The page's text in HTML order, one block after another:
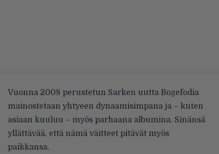
Vuonna 2008 perustetun Sarken uutta Bogefodia
mainostetaan yhtyeen dynaamisimpana ja – kuten
asiaan kuuluu – myös parhaana albumina. Sinänsä
yllättävää, että nämä väitteet pitävät myös
paikkansa.